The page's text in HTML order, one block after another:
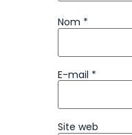
Nom *
E-mail *
Site web